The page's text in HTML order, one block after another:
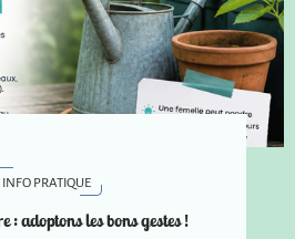
INFO PRATIQUE
: adoptons les bons gestes !